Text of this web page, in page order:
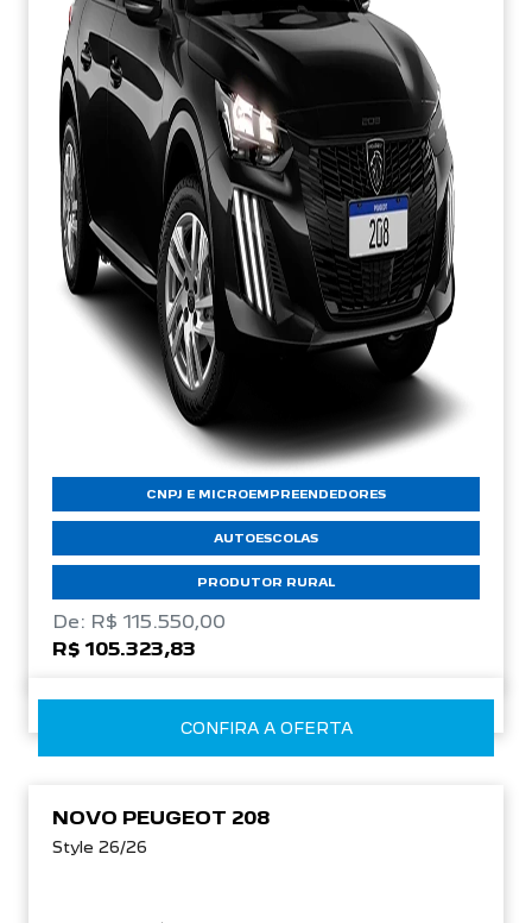
CNPJ E MICROEMPREENDEDORES
AUTOESCOLAS
PRODUTOR RURAL
De: R$ 115.550,00
R$ 105.323,83
CONFIRA A OFERTA
NOVO PEUGEOT 208
Style 26/26